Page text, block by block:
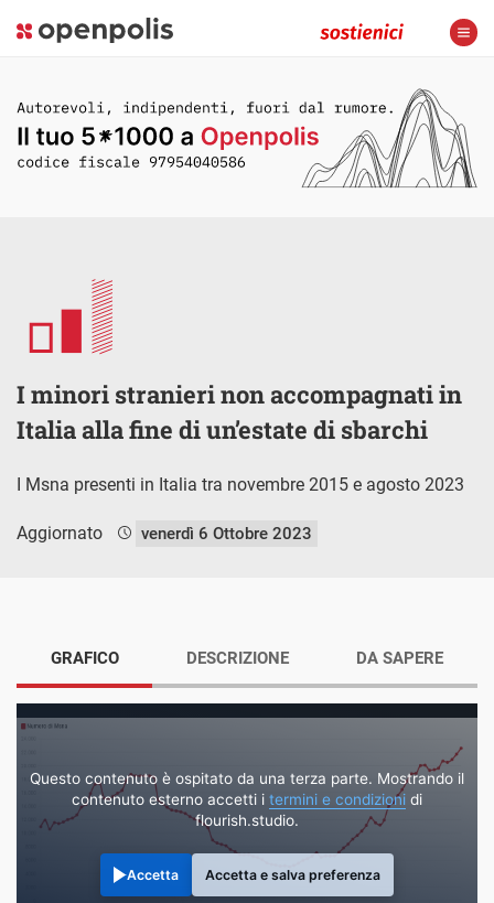
I minori stranieri non accompagnati in
Italia alla fine di un’estate di sbarchi
I Msna presenti in Italia tra novembre 2015 e agosto 2023
Aggiornato venerdì 6 Ottobre 2023
GRAFICO
Questo contenuto è ospitato da una terza parte. Mostrando il
contenuto esterno accetti i termini e condizioni di
flourish.studio.
Accetta Accetta e salva preferenza
DESCRIZIONE DA SAPERE